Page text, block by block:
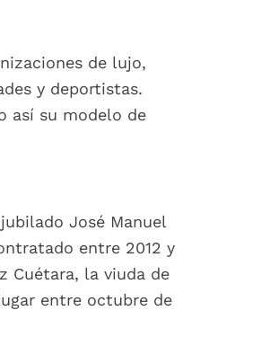
de lujo,
y deportistas.
así su modelo de
José Manuel
entre 2012 y
Cuétara, la viuda de
entre octubre de